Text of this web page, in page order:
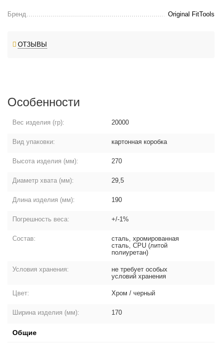
Бренд Original FitTools
ОТЗЫВЫ
Особенности
Вес изделия (гр): 20000
Вид упаковки: картонная коробка
Высота изделия (мм): 270
Диаметр хвата (мм): 29,5
Длина изделия (мм): 190
Погрешность веса: +/-1%
Состав:
сталь, хромированная
сталь, СPU (литой
полиуретан)
Условия хранения:
не требует особых
условий хранения
Цвет: Хром / черный
Ширина изделия (мм): 170
Общие